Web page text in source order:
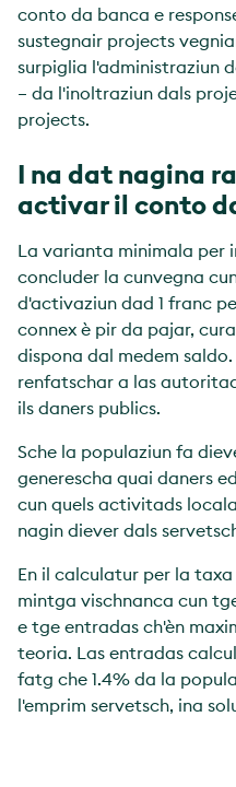
conto da banca e
sustegnair projects
surpiglia l'administraziun
– da l'inoltraziun dals
projects.
I na dat nagina
activar il conto
La varianta minimala per
concluder la cunvegna
d'activaziun dad 1 franc
connex è pir da pajar,
dispona dal medem
renfatschar a las
ils daners publics.
Sche la populaziun fa
generescha quai daners
cun quels activitads
nagin diever dals
En il calculatur per la
mintga vischnanca cun
e tge entradas ch'èn
teoria. Las entradas
fatg che 1.4% da la
l'emprim servetsch, ina